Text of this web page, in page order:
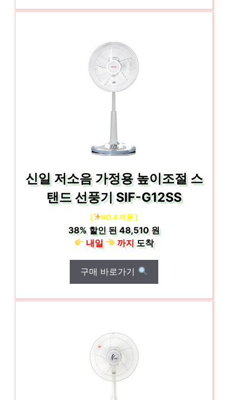
신일 저소음 가정용 높이조절 스
탠드 선풍기 SIF-G12SS
[ NO.4 제품 ]
38% 할인 된48,510 원
내일
까지도착
구매 바로가기